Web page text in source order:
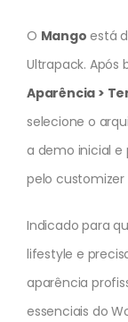
O Mango está
Ultrapack. Após
Aparência >
selecione o
a demo inicial e
pelo customizer
Indicado para
lifestyle e
aparência
essenciais do